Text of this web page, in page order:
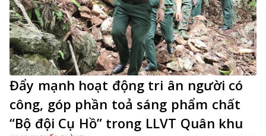
Đẩy mạnh hoạt động tri ân người có
công, góp phần toả sáng phẩm chất
“Bộ đội Cụ Hồ” trong LLVT Quân khu